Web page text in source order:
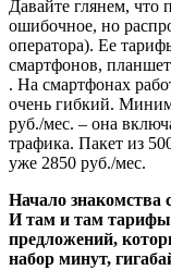
Давайте глянем, что
ошибочное, но
оператора). Ее
смартфонов,
. На смартфонах
очень гибкий.
руб./мес. – она
трафика. Пакет из
уже 2850 руб./мес.
Начало знакомства
И там и там тарифы
предложений,
набор минут,